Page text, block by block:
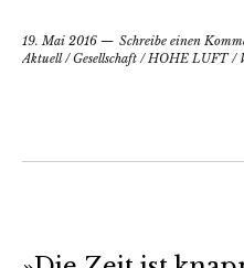
19. Mai 2016
Schreibe einen
Aktuell/Gesellschaft / HOHE LUFT/